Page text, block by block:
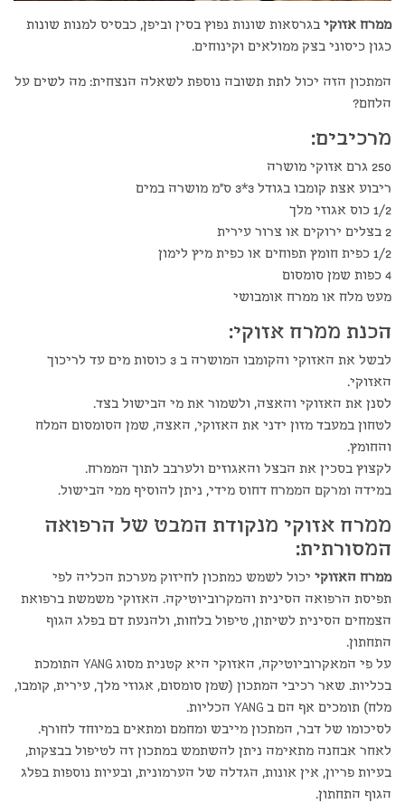
ממרח אזוקי בגרסאות שונות נפוץ בסין וביפן, כבסיס למנות שונות
כגון כיסוני בצק ממולאים וקינוחים.
המתכון הזה יכול לתת תשובה נוספת לשאלה הנצחית: מה לשים על
הלחם?
מרכיבים:
250 גרם אזוקי מושרה
ריבוע אצת קומבו בגודל 3*3 ס"מ מושרה במים
1/2 כוס אגוזי מלך
2 בצלים ירוקים או צרור עירית
1/2 כפית חומץ תפוחים או כפית מיץ לימון
4 כפות שמן סומסום
מעט מלח או ממרח אומבושי
הכנת ממרח אזוקי:
לבשל את האזוקי והקומבו המושרה ב 3 כוסות מים עד לריכוך
האזוקי.
לסנן את האזוקי והאצה, ולשמור את מי הבישול בצד.
לטחון במעבד מזון ידני את האזוקי, האצה, שמן הסומסום המלח
והחומץ.
לקצוץ בסכין את הבצל והאגוזים ולערבב לתוך הממרח.
במידה ומרקם הממרח דחוס מידי, ניתן להוסיף ממי הבישול.
ממרח אזוקי מנקודת המבט של הרפואה
המסורתית:
ממרח האזוקי יכול לשמש כמתכון לחיזוק מערכת הכליה לפי
תפיסת הרפואה הסינית והמקרוביוטיקה. האזוקי משמשת ברפואת
הצמחים הסינית לשיתון, טיפול בלחות, ולהנעת דם בפלג הגוף
התחתון.
על פי המאקרוביוטיקה, האזוקי היא קטנית מסוג YANG התומכת
בכליות. שאר רכיבי המתכון (שמן סומסום, אגוזי מלך, עירית, קומבו,
מלח) תומכים אף הם ב YANG הכליות.
לסיכומו של דבר, המתכון מייבש ומחמם ומתאים במיוחד לחורף.
לאחר אבחנה מתאימה ניתן להשתמש במתכון זה לטיפול בבצקות,
בעיות פריון, אין אונות, הגדלה של הערמונית, ובעיות נוספות בפלג
הגוף התחתון.